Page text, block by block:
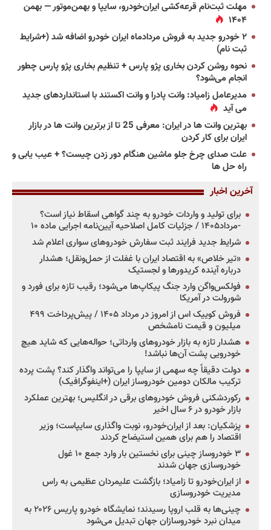
مهلت ثبت‌نام قرعه‌کشی ایران‌خودرو، سایپا و بهمن‌موتور — بهمن
۱۴۰۴
۲ خودرو جدید به فروش مردادماه ایران خودرو اضافه شد (+شرایط
ثبت نام)
نحوه روشن کردن بخاری پژو پارس + تنظیم بخاری پژو پارس چطور
انجام می‌شود؟
مدیرعامل زامیاد: وانت پادرا و وانت اکستند با استانداردهای جدید
می آید
بهترین وانت ها در ایران: معرفی 25 تا از برترین وانت ها در بازار
ایران برای کار کردن
علت صدای چرخ جلو ماشین هنگام دور زدن چیست؟ + عیب یابی و
راه حل ها
آخرین اخبار
برای تولید و واردات خودرو به چند گواهی اسقاط نیاز است؟
-مرداد۱۴۰۵ / جزئیات کامل اصلاحیه آیین‌نامه اجرایی ماده ۱۰
شرایط جدید فرایند ثبت سفارش خودروهای سواری اعلام شد
«تیر خلاص» به اقتصاد ایران با غفلت از حمل‌ونقل؛ هشدار
درباره آینده کریدورها و لجستیک
فولکس‌واگن وارد جنگ پیکاپ‌ها می‌شود؛ رقیب تازه برای فورد و
شورولت در آمریکا
فروش کوییک اس از امروز در مرداد ۱۴۰۵ / پیش‌پرداخت ۴۹۹
میلیون و قیمت نامشخص
هشدار تازه به بازار خودروهای وارداتی؛ حواله‌هایی که شاید هیچ
خودرویی پشت آن‌ها نباشد!
دولت دقیقاً چه سهمی از سایپا را می‌تواند واگذار کند؟ پشت پرده
ترکیب مالکان دومین خودروساز ایران (+اینفوگرافیک)
رکوردشکنی فروش خودروهای برقی در انگلیس؛ بهترین عملکرد
بازار خودرو در ۶ سال اخیر
پزشکیان: بعد از ایران‌خودرو، نوبت واگذاری سایپاست؛ وزیر
اقتصاد را هم برای همین استیضاح کردند
۳ خودروساز چینی برای نخستین بار وارد جمع ۱۰ غول
خودروسازی جهان شدند
از ایران‌خودرو تا زامیاد؛ بازگشت علیمردان عظیمی به راس
مدیریت خودروسازی
چینی‌ها به قلب اروپا رسیدند؛ نمایشگاه خودرو پاریس ۲۰۲۶ به
میدان نبرد خودروسازان جهان تبدیل می‌شود